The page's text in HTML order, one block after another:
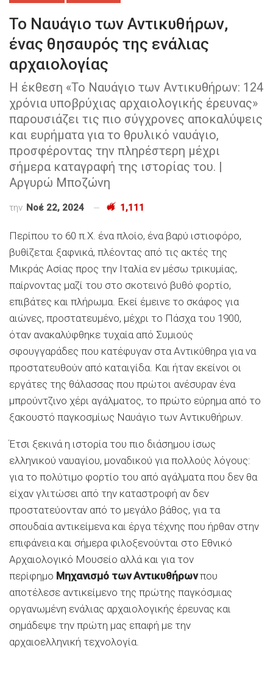
Το Ναυάγιο των Αντικυθήρων,
ένας θησαυρός της ενάλιας
αρχαιολογίας
Η έκθεση «Το Ναυάγιο των Αντικυθήρων: 124
χρόνια υποβρύχιας αρχαιολογικής έρευνας»
παρουσιάζει τις πιο σύγχρονες αποκαλύψεις
και ευρήματα για το θρυλικό ναυάγιο,
προσφέροντας την πληρέστερη μέχρι
σήμερα καταγραφή της ιστορίας του. |
Αργυρώ Μποζώνη
την Νοέ 22, 2024 1,111
Περίπου το 60 π.Χ. ένα πλοίο, ένα βαρύ ιστιοφόρο,
βυθίζεται ξαφνικά, πλέοντας από τις ακτές της
Μικράς Ασίας προς την Ιταλία εν μέσω τρικυμίας,
παίρνοντας μαζί του στο σκοτεινό βυθό φορτίο,
επιβάτες και πλήρωμα. Εκεί έμεινε το σκάφος για
αιώνες, προστατευμένο, μέχρι το Πάσχα του 1900,
όταν ανακαλύφθηκε τυχαία από Συμιούς
σφουγγαράδες που κατέφυγαν στα Αντικύθηρα για να
προστατευθούν από καταιγίδα. Και ήταν εκείνοι οι
εργάτες της θάλασσας που πρώτοι ανέσυραν ένα
μπρούντζινο χέρι αγάλματος, το πρώτο εύρημα από το
ξακουστό παγκοσμίως Ναυάγιο των Αντικυθήρων.
Έτσι ξεκινά η ιστορία του πιο διάσημου ίσως
ελληνικού ναυαγίου, μοναδικού για πολλούς λόγους:
για το πολύτιμο φορτίο του από αγάλματα που δεν θα
είχαν γλιτώσει από την καταστροφή αν δεν
προστατεύονταν από το μεγάλο βάθος, για τα
σπουδαία αντικείμενα και έργα τέχνης που ήρθαν στην
επιφάνεια και σήμερα φιλοξενούνται στο Εθνικό
Αρχαιολογικό Μουσείο αλλά και για τον
περίφημο Μηχανισμό των Αντικυθήρωνπου
αποτέλεσε αντικείμενο της πρώτης παγκόσμιας
οργανωμένη ενάλιας αρχαιολογικής έρευνας και
σημάδεψε την πρώτη μας επαφή με την
αρχαιοελληνική τεχνολογία.